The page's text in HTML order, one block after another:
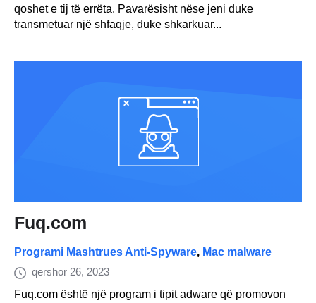
qoshet e tij të errëta. Pavarësisht nëse jeni duke
transmetuar një shfaqje, duke shkarkuar...
Fuq.com
Programi Mashtrues Anti-Spyware, Mac malware
qershor 26, 2023
Fuq.com është një program i tipit adware që promovon